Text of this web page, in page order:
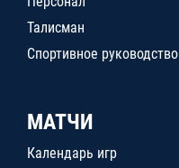
Талисман
Спортивное руководство
МАТЧИ
Календарь игр